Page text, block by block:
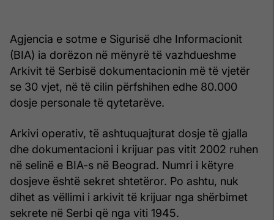
Agjencia e sotme e Sigurisë dhe Informacionit
(BIA) ia dorëzon në mënyrë të vazhdueshme
Arkivit të Serbisë dokumentacionin më të vjetër
se 30 vjet, në të cilin përfshihen edhe 80.000
dosje personale të qytetarëve.
Arkivi operativ, të ashtuquajturat dosje të gjalla
dhe dokumentacioni i krijuar pas vitit 2002 ruhen
në selinë e BIA-s në Beograd. Numri i këtyre
dosjeve është sekret shtetëror. Po ashtu, nuk
dihet as vëllimi i arkivit të krijuar nga shërbimet
sekrete në Serbi që nga viti 1945.